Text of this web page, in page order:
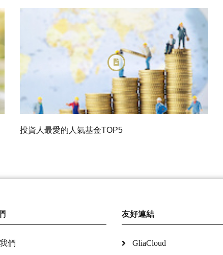
投資人最愛的人氣基金TOP5
們
友好連結
GliaCloud